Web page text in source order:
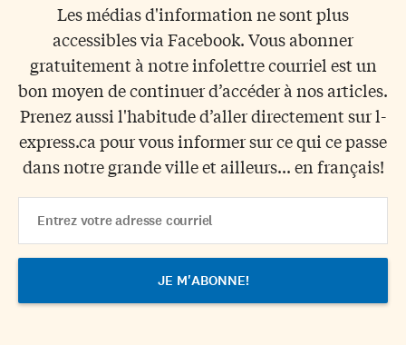
Les médias d'information ne sont plus
accessibles via Facebook. Vous abonner
gratuitement à notre infolettre courriel est un
bon moyen de continuer d’accéder à nos articles.
Prenez aussi l'habitude d’aller directement sur l-
express.ca pour vous informer sur ce qui ce passe
dans notre grande ville et ailleurs... en français!
Address